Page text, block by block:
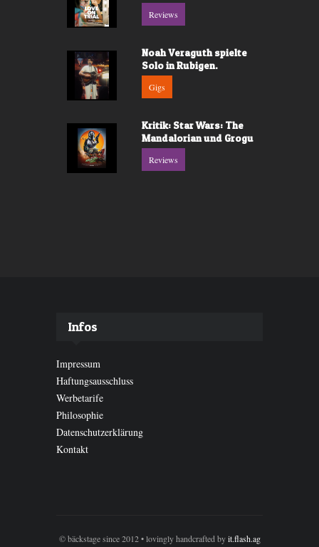
Reviews
Noah Veraguth spielte
Solo in Rubigen.
Gigs
Kritik: Star Wars: The
Mandalorian und Grogu
Reviews
Infos
Impressum
Haftungsausschluss
Werbetarife
Philosophie
Datenschutzerklärung
Kontakt
© bäckstage since 2012 • lovingly handcrafted byit.flash.ag